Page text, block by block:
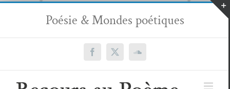
Passer
contenu
Poésie & Mondes poétiques
Facebook
X SoundCloud